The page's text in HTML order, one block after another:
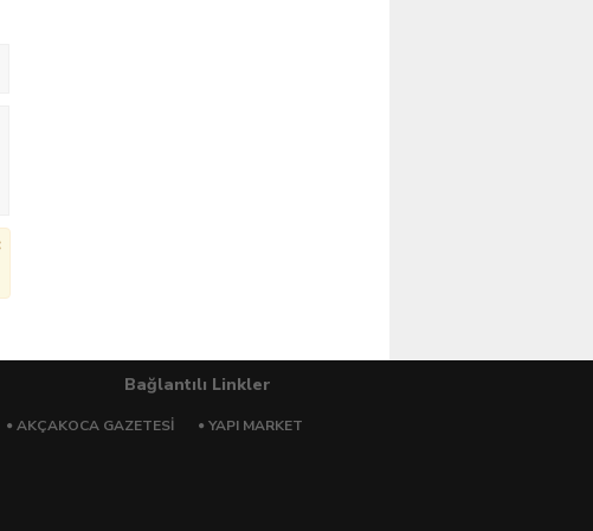
Bağlantılı Linkler
AKÇAKOCA GAZETESI YAPI MARKET